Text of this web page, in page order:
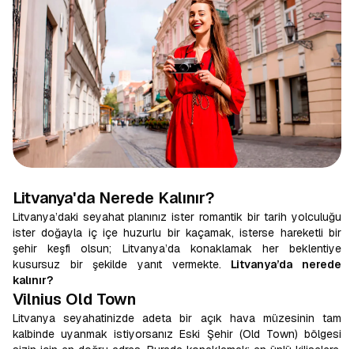
Litvanya'da Nerede Kalınır?
Litvanya’daki seyahat planınız ister romantik bir tarih yolculuğu
ister doğayla iç içe huzurlu bir kaçamak, isterse hareketli bir
şehir keşfi olsun; Litvanya’da konaklamak her beklentiye
kusursuz bir şekilde yanıt vermekte. Litvanya’da nerede
kalınır?
Vilnius Old Town
Litvanya seyahatinizde adeta bir açık hava müzesinin tam
kalbinde uyanmak istiyorsanız Eski Şehir (Old Town) bölgesi